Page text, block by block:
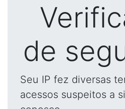
de
Seu IP fez diversas
acessos suspeitos a